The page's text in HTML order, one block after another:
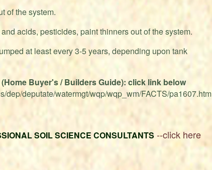
of the system.
acids, pesticides, paint thinners out of the system.
at least every 3-5 years, depending upon tank
Buyer's / Builders Guide): click link below
dep/deputate/watermgt/wqp/wqp_wm/FACTS/pa1607.htm
SOIL SCIENCE CONSULTANTS --click here